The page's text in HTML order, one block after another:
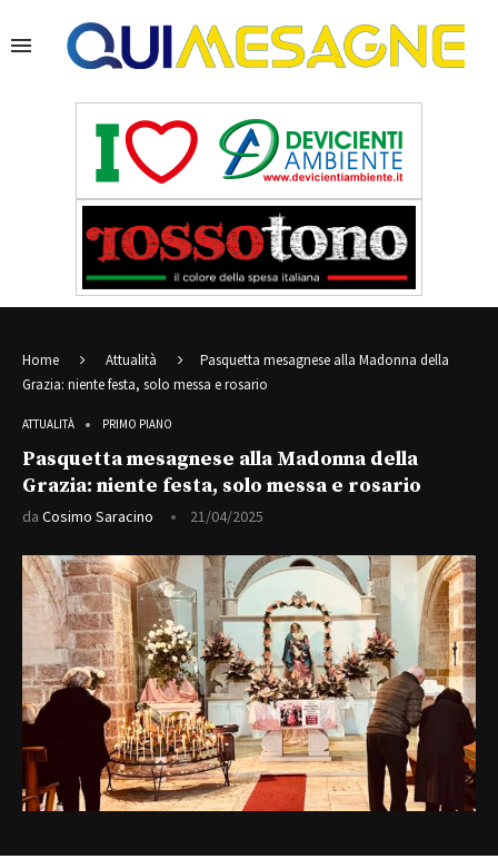
Home Attualità
Pasquetta mesagnese alla Madonna della
Grazia: niente festa, solo messa e rosario
ATTUALITÀ PRIMO PIANO
Pasquetta mesagnese alla Madonna della
Grazia: niente festa, solo messa e rosario
da Cosimo Saracino 21/04/2025